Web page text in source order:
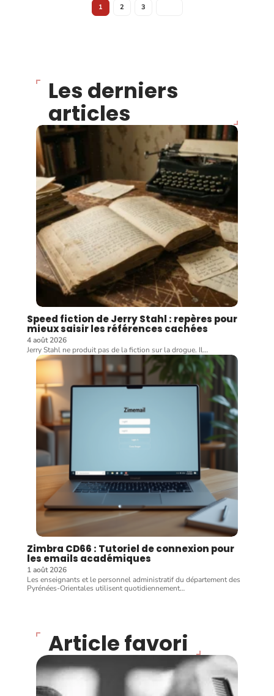
1 2 3
Les derniers
articles
Speed fiction de Jerry Stahl : repères pour
mieux saisir les références cachées
4 août 2026
Jerry Stahl ne produit pas de la fiction sur la drogue. Il…
Zimbra CD66 : Tutoriel de connexion pour
les emails académiques
1 août 2026
Les enseignants et le personnel administratif du département des
Pyrénées-Orientales utilisent quotidiennement…
Article favori